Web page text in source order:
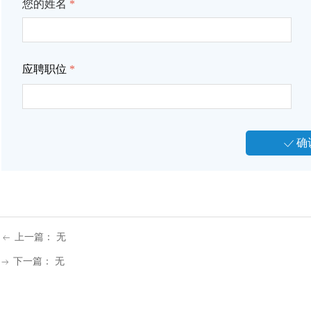
ꂃ 上一篇： 无
ꁹ 下一篇： 无
您的姓名 *
应聘职位 *
ꀘ 确